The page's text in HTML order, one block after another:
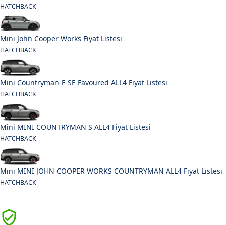
HATCHBACK
Mini John Cooper Works Fiyat Listesi
HATCHBACK
Mini Countryman-E SE Favoured ALL4 Fiyat Listesi
HATCHBACK
Mini MINI COUNTRYMAN S ALL4 Fiyat Listesi
HATCHBACK
Mini MINI JOHN COOPER WORKS COUNTRYMAN ALL4 Fiyat Listesi
HATCHBACK